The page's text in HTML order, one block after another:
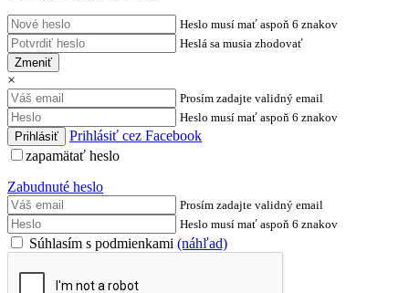
Heslo musí mať aspoň 6 znakov
Heslá sa musia zhodovať
Zmeniť
×
Prosím zadajte validný email
Heslo musí mať aspoň 6 znakov
Prihlásiť cez Facebook
zapamätať heslo
Zabudnuté heslo
Prosím zadajte validný email
Heslo musí mať aspoň 6 znakov
Súhlasím s podmienkami (náhľad)